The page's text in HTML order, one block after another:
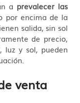
a prevalecer las
por encima de la
salida, sin sol
de precio,
luz y sol, pueden
venta